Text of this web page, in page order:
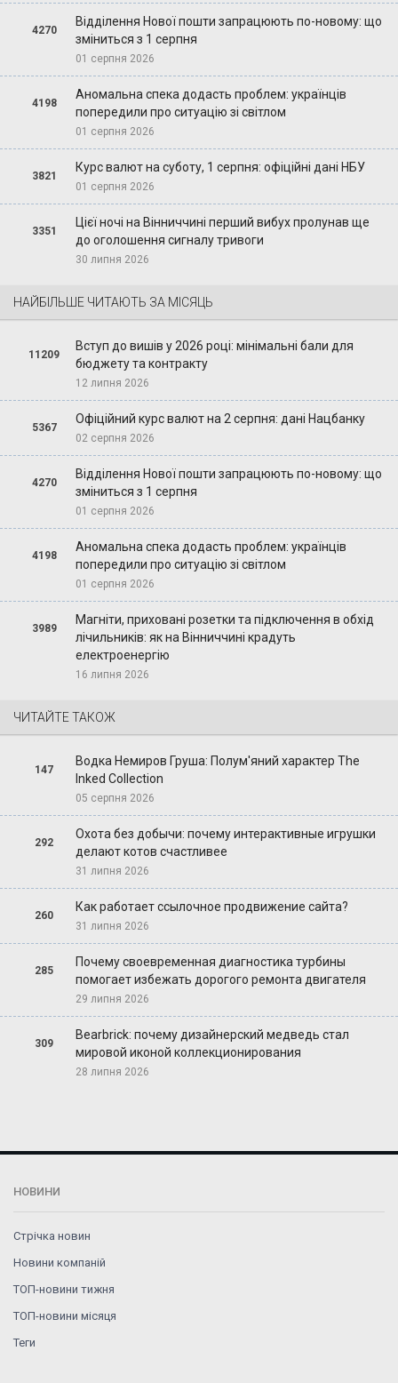
4270
Відділення Нової пошти запрацюють по-новому: що
зміниться з 1 серпня
01 серпня 2026
4198
Аномальна спека додасть проблем: українців
попередили про ситуацію зі світлом
01 серпня 2026
3821
Курс валют на суботу, 1 серпня: офіційні дані НБУ
01 серпня 2026
3351
Цієї ночі на Вінниччині перший вибух пролунав ще
до оголошення сигналу тривоги
30 липня 2026
НАЙБІЛЬШЕ ЧИТАЮТЬ ЗА МІСЯЦЬ
11209
Вступ до вишів у 2026 році: мінімальні бали для
бюджету та контракту
12 липня 2026
5367
Офіційний курс валют на 2 серпня: дані Нацбанку
02 серпня 2026
4270
Відділення Нової пошти запрацюють по-новому: що
зміниться з 1 серпня
01 серпня 2026
4198
Аномальна спека додасть проблем: українців
попередили про ситуацію зі світлом
01 серпня 2026
3989
Магніти, приховані розетки та підключення в обхід
лічильників: як на Вінниччині крадуть
електроенергію
16 липня 2026
ЧИТАЙТЕ ТАКОЖ
147
Водка Немиров Груша: Полум'яний характер The
Inked Collection
05 серпня 2026
292
Охота без добычи: почему интерактивные игрушки
делают котов счастливее
31 липня 2026
260
Как работает ссылочное продвижение сайта?
31 липня 2026
285
Почему своевременная диагностика турбины
помогает избежать дорогого ремонта двигателя
29 липня 2026
309
Bearbrick: почему дизайнерский медведь стал
мировой иконой коллекционирования
28 липня 2026
НОВИНИ
Стрічка новин
Новини компаній
ТОП-новини тижня
ТОП-новини місяця
Теги